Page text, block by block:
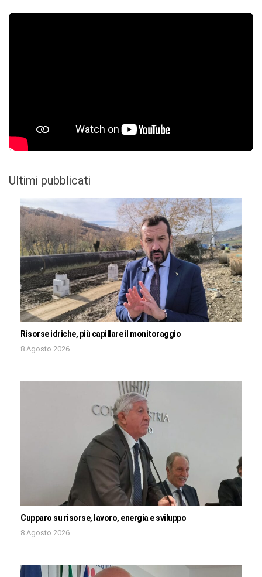
Ultimi pubblicati
Risorse idriche, più capillare il monitoraggio
8 Agosto 2026
Cupparo su risorse, lavoro, energia e sviluppo
8 Agosto 2026